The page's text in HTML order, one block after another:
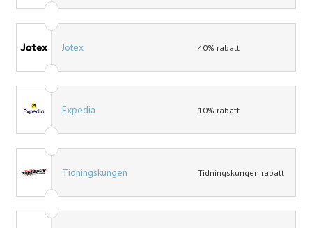
Jotex 40% rabatt
Expedia 10% rabatt
Tidningskungen Tidningskungen rabatt